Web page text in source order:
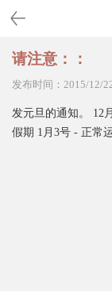
请注意：：
发布时间：2015/12/
发元旦的通知。 12
假期 1月3号 - 正常